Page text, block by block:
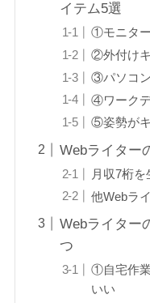
イテム5選
①モニタ
②外付け
③パソコ
④ワーク
⑤姿勢が
Webライター
月収7桁
他Webラ
Webライター
つ
①自宅作
いい